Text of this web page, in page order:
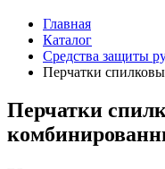
Главная
Каталог
Средства защиты
Перчатки
Перчатки